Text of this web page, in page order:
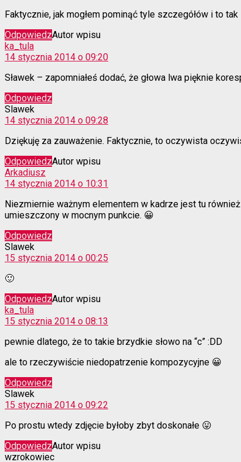
Faktycznie, jak mogłem pominąć tyle szczegółów i to
OdpowiedzAutor wpisu
ka_tulakomentarz:
14 stycznia 2014 o 09:20
Sławek – zapomniałeś dodać, że głowa lwa pięknie
Odpowiedz
Slawek
14 stycznia 2014 o 09:28
Dziękuję za zauważenie. Faktycznie, to oczywista
OdpowiedzAutor wpisu
Arkadiusz
14 stycznia 2014 o 10:31
Niezmiernie ważnym elementem w kadrze jest tu
umieszczony w mocnym punkcie. 😀
Odpowiedz
Slawek
15 stycznia 2014 o 00:25
🙂
OdpowiedzAutor wpisu
ka_tulakomentarz:
15 stycznia 2014 o 08:13
pewnie dlatego, że to takie brzydkie słowo na “c” :DD
ale to rzeczywiście niedopatrzenie kompozycyjne 😀
Odpowiedz
Slawek
15 stycznia 2014 o 09:22
Po prostu wtedy zdjęcie byłoby zbyt doskonałe 😛
OdpowiedzAutor wpisu
wzrokowieckomentarz: